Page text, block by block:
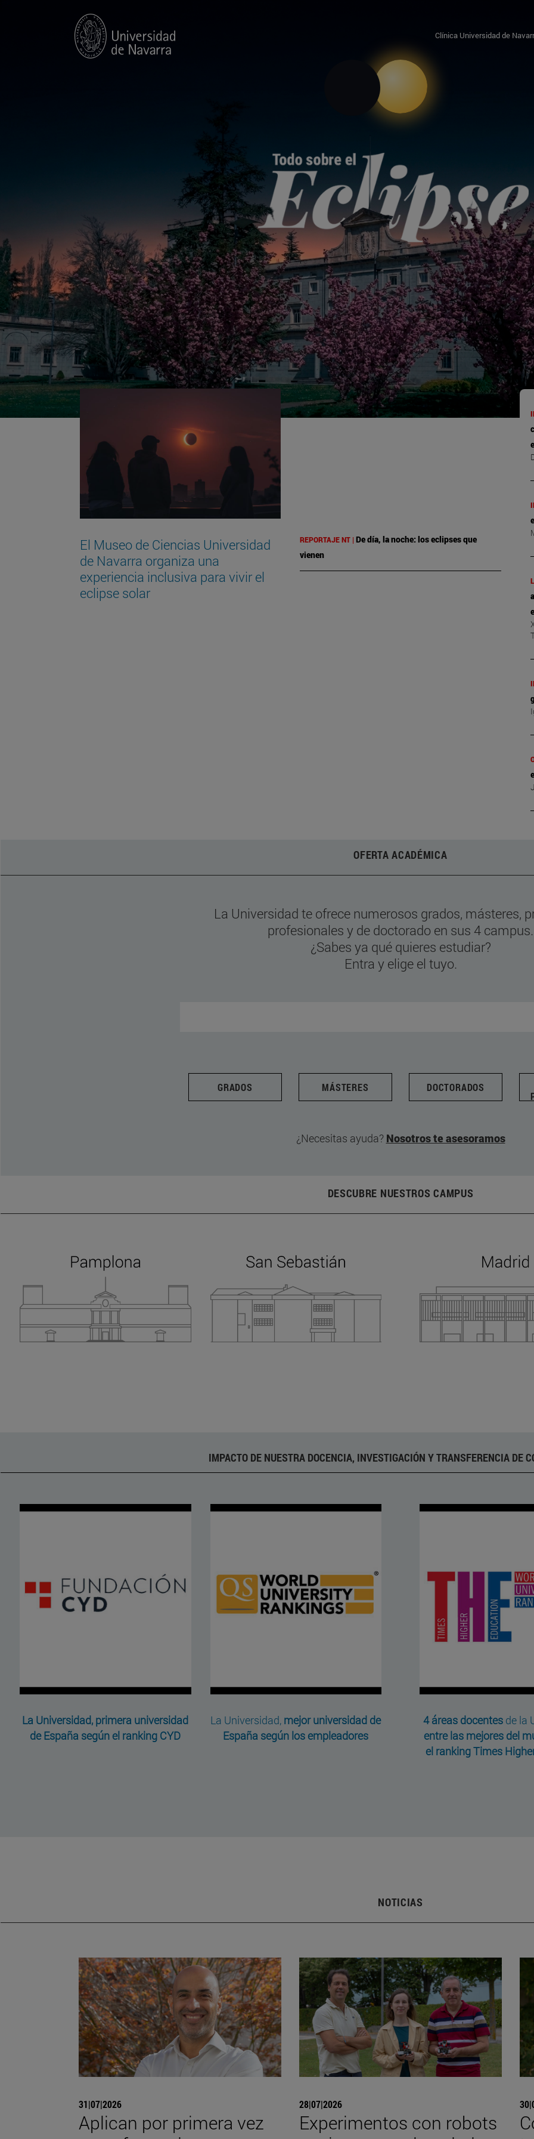
Clínica Universidad de
El Museo de Ciencias Universidad
de Navarra organiza una
experiencia inclusiva para vivir el
eclipse solar
REPORTAJE NT |De día, la noche: los eclipses que
vienen
OFERTA ACADÉMICA
La Universidad te ofrece numerosos grados, másteres,
profesionales y de doctorado en sus 4 campus.
¿Sabes ya qué quieres estudiar?
Entra y elige el tuyo.
GRADOS MÁSTERES DOCTORADOS
¿Necesitas ayuda? Nosotros te asesoramos
DESCUBRE NUESTROS CAMPUS
IMPACTO DE NUESTRA DOCENCIA, INVESTIGACIÓN Y TRANSFERENCIA DE
La Universidad, primera universidad
de España según el ranking CYD
La Universidad, mejor universidad de
España según los empleadores
4 áreas docentes de la
entre las mejores del
el ranking Times
NOTICIAS
31|07|2026
Aplican por primera vez
28|07|2026
Experimentos con robots